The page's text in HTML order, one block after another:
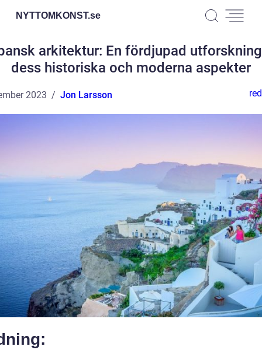
NYTTOMKONST.se
arkitektur: En fördjupad
dess historiska och moderna aspekter
2023 Jon Larsson